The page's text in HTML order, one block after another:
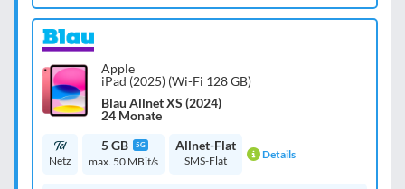
Apple
iPad (2025) (Wi-Fi 128 GB)
Blau Allnet XS (2024)
24 Monate
Netz
5 GB 5G
max. 50 MBit/s
Allnet-Flat
SMS-Flat Details